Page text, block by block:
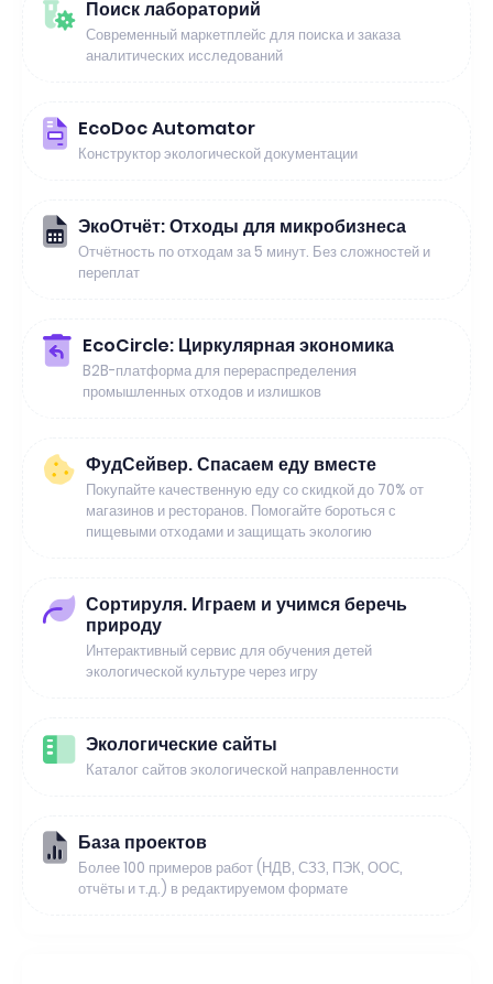
Поиск лабораторий
Современный маркетплейс для поиска и заказа
аналитических исследований
EcoDoc Automator
Конструктор экологической документации
ЭкоОтчёт: Отходы для микробизнеса
Отчётность по отходам за 5 минут. Без сложностей и
переплат
EcoCircle: Циркулярная экономика
B2B-платформа для перераспределения
промышленных отходов и излишков
ФудСейвер. Спасаем еду вместе
Покупайте качественную еду со скидкой до 70% от
магазинов и ресторанов. Помогайте бороться с
пищевыми отходами и защищать экологию
Сортируля. Играем и учимся беречь
природу
Интерактивный сервис для обучения детей
экологической культуре через игру
Экологические сайты
Каталог сайтов экологической направленности
База проектов
Более 100 примеров работ (НДВ, СЗЗ, ПЭК, ООС,
отчёты и т.д.) в редактируемом формате